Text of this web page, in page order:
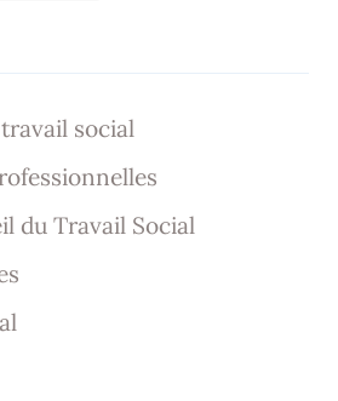
social
du Travail Social